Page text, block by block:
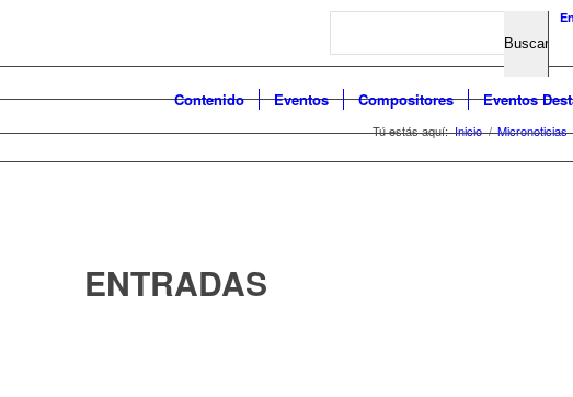
Search
Contenido Eventos Compositores Eventos
Tú estás aquí: Inicio / Micronoticias
ENTRADAS